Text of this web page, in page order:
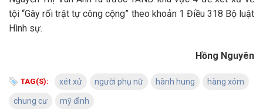
tội “Gây rối trật tự công cộng” theo khoản 1 Điều 318 Bộ luật
Hình sự.
Hồng Nguyên
TAG(S): xét xử người phụ nữ hành hung hàng xóm
chung cư mỹ đình